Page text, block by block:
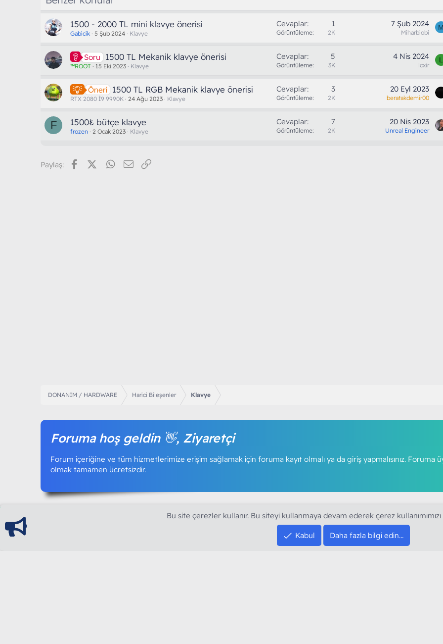
1500 - 2000 TL mini klavye önerisi
Gabicik 5 Şub 2024 Klavye
Cevaplar 1
Görüntüleme 2K
7 Şub 2024
Miharbiobi
Soru 1500 TL Mekanik klavye önerisi
™ROOT 15 Eki 2023 Klavye
Cevaplar 5
Görüntüleme 3K
4 Nis 2024
lcxir
L
Öneri 1500 TL RGB Mekanik klavye önerisi
RTX 2080 İ9 9990K 24 Ağu 2023 Klavye
Cevaplar 3
Görüntüleme 2K
20 Eyl 2023
beratakdemir00
F 1500₺ bütçe klavye
frozen 2 Ocak 2023 Klavye
Cevaplar 7
Görüntüleme 2K
20 Nis 2023
Unreal Engineer
Paylaş: FacebookX (Twitter)WhatsApp
E-posta
DONANIM / HARDWARE Harici Bileşenler Klavye
Foruma hoş geldin 👋, Ziyaretçi
Forum içeriğine ve tüm hizmetlerimize erişim sağlamak için foruma kayıt olmalı ya da giriş yapmalısınız. Foruma
olmak tamamen ücretsizdir.
SOSYAL MEDYA
Bu site çerezler kullanır. Bu siteyi kullanmaya devam ederek çerez
Kabul Daha fazla bilgi edin…